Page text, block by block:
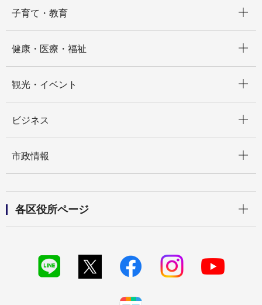
子育て・教育
健康・医療・福祉
観光・イベント
ビジネス
市政情報
各区役所ページ